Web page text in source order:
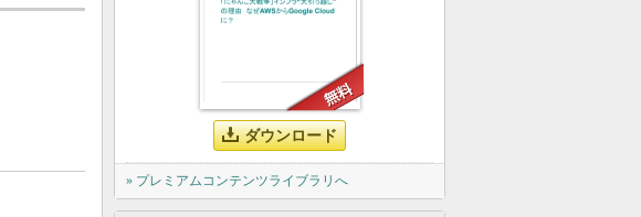
ダウンロード
» プレミアムコンテンツライブラリへ